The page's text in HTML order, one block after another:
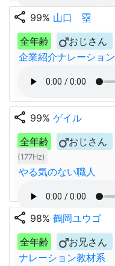
share 99% 山口 塁
全年齢
おじさん
企業紹介ナレーション
share 99% ゲイル
全年齢
おじさん
(177Hz)
やる気のない職人
share 98% 鶴岡ユウゴ
全年齢
お兄さん
ナレーション教材系